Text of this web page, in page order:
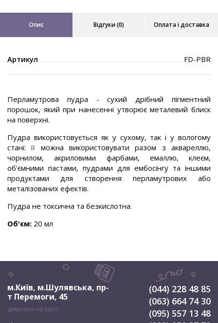
Опис Відгуки (0) Оплата і доставка
Артикул FD-PBR
Перламутрова пудра - сухий дрібний пігментний
порошок, який при нанесенні утворює металевий блиск
на поверхні.
Пудра використовується як у сухому, так і у вологому
стані: її можна використовувати разом з аквареллю,
чорнилом, акриловими фарбами, емаллю, клеєм,
об'ємними пастами, пудрами для ембосінгу та іншими
продуктами для створення перламутрових або
металізованих ефектів.
Пудра не токсична та безкислотна.
Об'єм: 20 мл
м.Київ, м.Шулявська, пр-
т Перемоги, 45
дивитися на карті
(044) 228 48 85
(063) 664 74 30
(095) 557 13 48